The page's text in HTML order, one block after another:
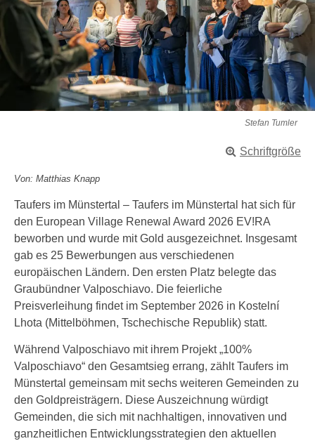
Stefan Tumler
Schriftgröße
Von: Matthias Knapp
Taufers im Münstertal – Taufers im Münstertal hat sich für
den European Village Renewal Award 2026 EV!RA
beworben und wurde mit Gold ausgezeichnet. Insgesamt
gab es 25 Bewerbungen aus verschiedenen
europäischen Ländern. Den ersten Platz belegte das
Graubündner Valposchiavo. Die feierliche
Preisverleihung findet im September 2026 in Kostelní
Lhota (Mittelböhmen, Tschechische Republik) statt.
Während Valposchiavo mit ihrem Projekt „100%
Valposchiavo“ den Gesamtsieg errang, zählt Taufers im
Münstertal gemeinsam mit sechs weiteren Gemeinden zu
den Goldpreisträgern. Diese Auszeichnung würdigt
Gemeinden, die sich mit nachhaltigen, innovativen und
ganzheitlichen Entwicklungsstrategien den aktuellen